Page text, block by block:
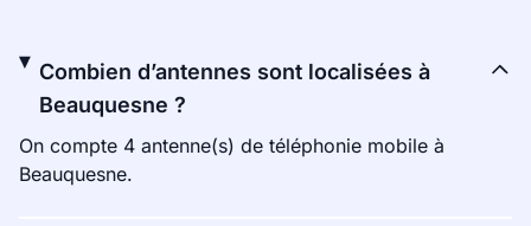
Combien d’antennes sont localisées à
Beauquesne ?
On compte 4 antenne(s) de téléphonie mobile à
Beauquesne.